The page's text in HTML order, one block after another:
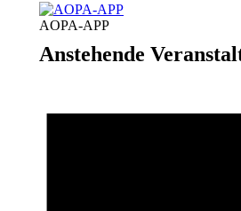
AOPA-APP
Anstehende